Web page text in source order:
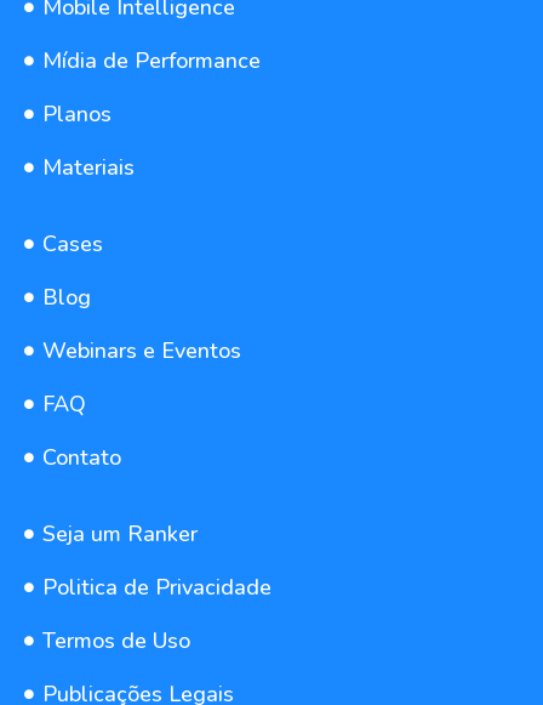
Mobile Intelligence
Mídia de Performance
Planos
Materiais
Cases
Blog
Webinars e Eventos
FAQ
Contato
Seja um Ranker
Politica de Privacidade
Termos de Uso
Publicações Legais